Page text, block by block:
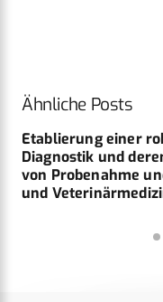
Ähnliche Posts
Etablierung einer
Diagnostik und
von Probenahme
und